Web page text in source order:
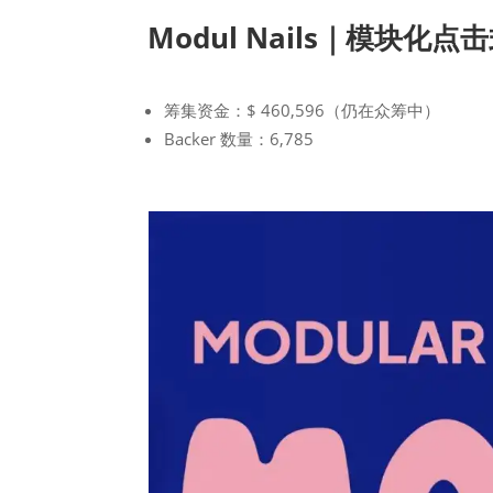
Modul Nails｜模块化点
筹集资金：$ 460,596（仍在众筹中）
Backer 数量：6,785